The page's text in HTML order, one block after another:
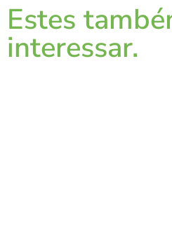
Estes
interessar.